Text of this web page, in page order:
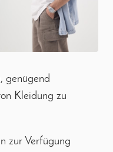
genügend
Kleidung zu
zur Verfügung